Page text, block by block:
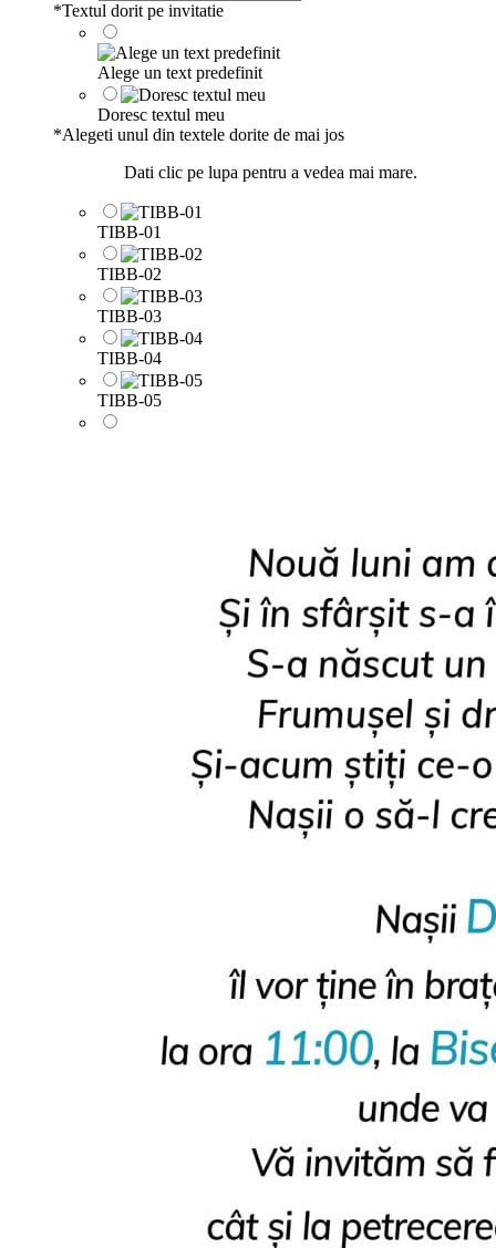
*Textul dorit pe invitatie
Alege un text predefinit
Doresc textul meu
*Alegeti unul din textele dorite de mai jos
Dati clic pe lupa pentru a vedea mai mare.
TIBB-01
TIBB-02
TIBB-03
TIBB-04
TIBB-05